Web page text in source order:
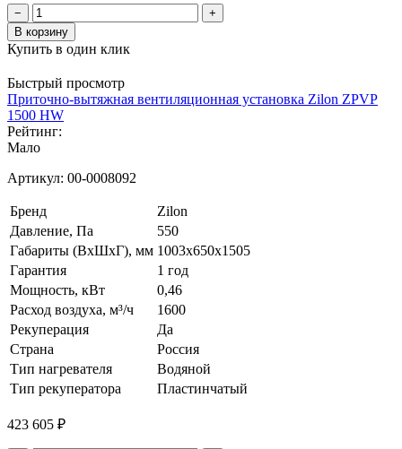
−
+
В корзину
Купить в один клик
Быстрый просмотр
Приточно-вытяжная вентиляционная установка Zilon ZPVP
1500 HW
Рейтинг:
Мало
Артикул: 00-0008092
Бренд
Zilon
Давление, Па
550
Габариты (ВхШхГ), мм 1003х650х1505
Гарантия
1 год
Мощность, кВт
0,46
Расход воздуха, м³/ч
1600
Рекуперация
Да
Страна
Россия
Тип нагревателя
Водяной
Тип рекуператора
Пластинчатый
423 605 ₽